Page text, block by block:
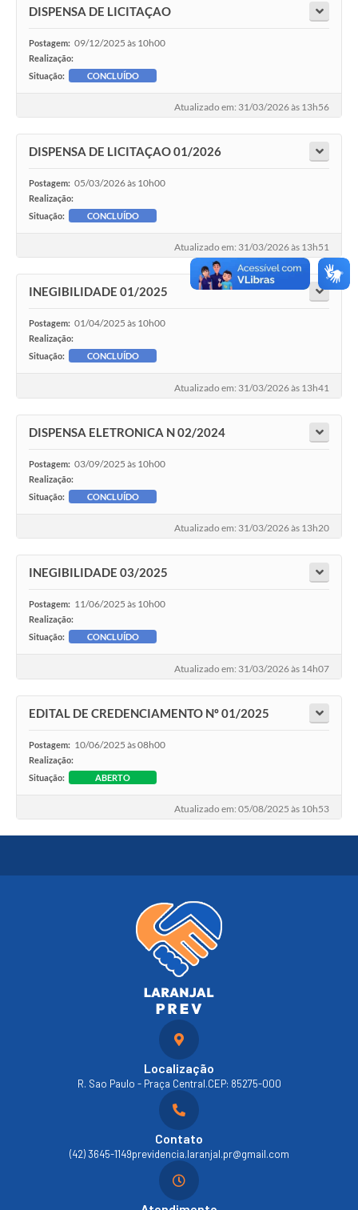
DISPENSA DE LICITAÇAO
Postagem: 09/12/2025 às 10h00
Realização:
Situação:
CONCLUÍDO
Atualizado em: 31/03/2026 às 13h56
DISPENSA DE LICITAÇAO 01/2026
Postagem: 05/03/2026 às 10h00
Realização:
Situação:
CONCLUÍDO
Atualizado em: 31/03/2026 às 13h51
INEGIBILIDADE 01/2025
Postagem: 01/04/2025 às 10h00
Realização:
Situação:
CONCLUÍDO
Atualizado em: 31/03/2026 às 13h41
DISPENSA ELETRONICA N 02/2024
Postagem: 03/09/2025 às 10h00
Realização:
Situação:
CONCLUÍDO
Atualizado em: 31/03/2026 às 13h20
INEGIBILIDADE 03/2025
Postagem: 11/06/2025 às 10h00
Realização:
Situação:
CONCLUÍDO
Atualizado em: 31/03/2026 às 14h07
EDITAL DE CREDENCIAMENTO Nº 01/2025
Postagem: 10/06/2025 às 08h00
Realização:
Situação:
ABERTO
Atualizado em: 05/08/2025 às 10h53
Localização
R. Sao Paulo - Praça Central.CEP: 85275-000
Contato
(42) 3645-1149previdencia.laranjal.pr@gmail.com